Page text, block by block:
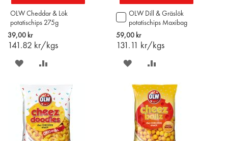
OLW Cheddar & Lök
potatischips 275g
39,00 kr
141.82 kr/kgs
SPARA
ÖNSKELISTAN
JÄMFÖR
OLW Dill & Gräslök
potatischips Maxibag
450g
59,00 kr
131.11 kr/kgs
Lägg
till
i
varukorgen
SPARA
ÖNSKELISTAN
JÄMFÖR